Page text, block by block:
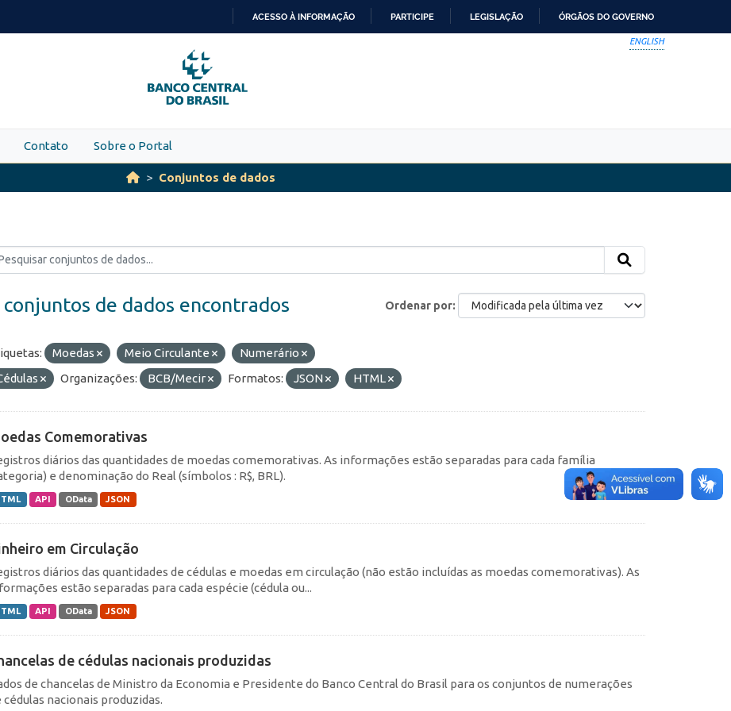
PARA
O
CONTEÚDO
ACESSO À INFORMAÇÃO PARTICIPE LEGISLAÇÃO ÓRGÃOS DO GOVERNO
ENGLISH
Contato Sobre o Portal
Conjuntos de dados
Ordenar por
conjuntos de dados encontrados
Moedas Meio Circulante
Numerário
Organizações: BCB/Mecir Formatos: JSON HTML
Comemorativas
diários das quantidades de moedas comemorativas. As informações estão separadas para cada família
e denominação do Real (símbolos : R$, BRL).
API OData JSON
em Circulação
diários das quantidades de cédulas e moedas em circulação (não estão incluídas as moedas comemorativas). As
estão separadas para cada espécie (cédula ou...
API OData JSON
de cédulas nacionais produzidas
de chancelas de Ministro da Economia e Presidente do Banco Central do Brasil para os conjuntos de numerações
cédulas nacionais produzidas.